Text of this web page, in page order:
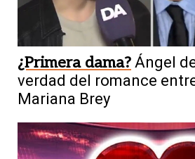
¿Primera dama? Ángel
verdad del romance
Mariana Brey